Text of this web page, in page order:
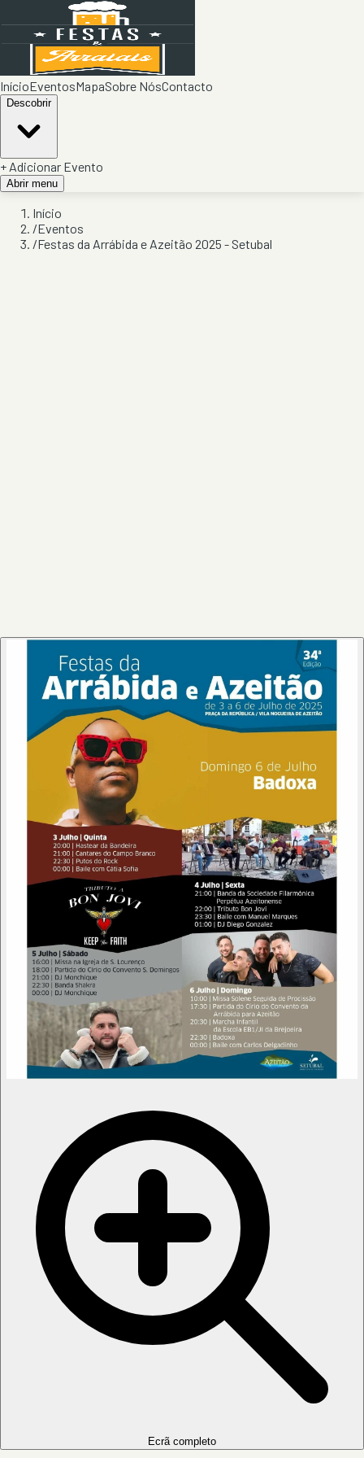
InícioEventosMapaSobre NósContacto
Descobrir
+ Adicionar Evento
Abrir menu
Início
/Eventos
/Festas da Arrábida e Azeitão 2025 - Setubal
Ecrã completo